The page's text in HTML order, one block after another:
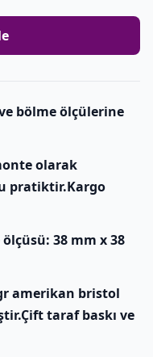
bölme ölçülerine
olarak
pratiktir.Kargo
38 mm x 38
amerikan bristol
taraf baskı ve